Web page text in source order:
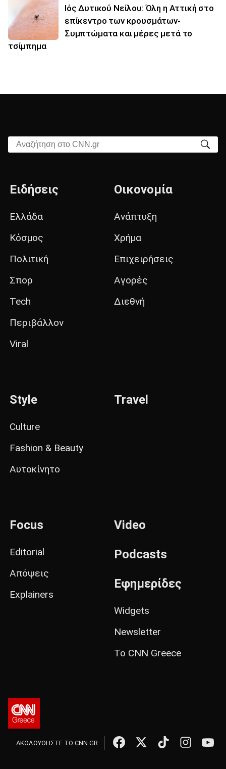
Ιός Δυτικού Νείλου: Όλη η Αττική στο
επίκεντρο των κρουσμάτων-
Συμπτώματα και μέρες μετά το
τσίμπημα
Αναζήτηση στο CNN.gr
Ειδήσεις
Ελλάδα
Κόσμος
Πολιτική
Σπορ
Tech
Περιβάλλον
Viral
Οικονομία
Ανάπτυξη
Χρήμα
Επιχειρήσεις
Αγορές
Διεθνή
Style
Culture
Fashion & Beauty
Αυτοκίνητο
Travel
Focus
Editorial
Απόψεις
Explainers
Video
Podcasts
Εφημερίδες
Widgets
Newsletter
Το CNN Greece
ΑΚΟΛΟΥΘΗΣΤΕ ΤΟ CNN.GR